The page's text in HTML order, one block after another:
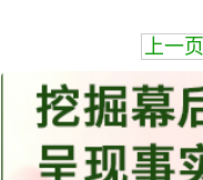
上一页